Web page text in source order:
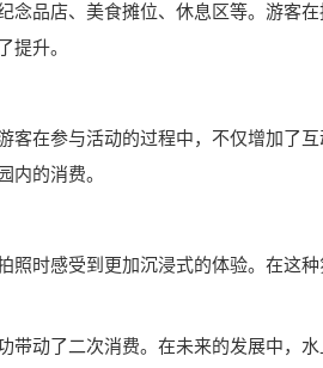
品店、美食摊位、休息区等。游客在
提升。
客在参与活动的过程中，不仅增加了
内的消费。
照时感受到更加沉浸式的体验。在这
带动了二次消费。在未来的发展中，